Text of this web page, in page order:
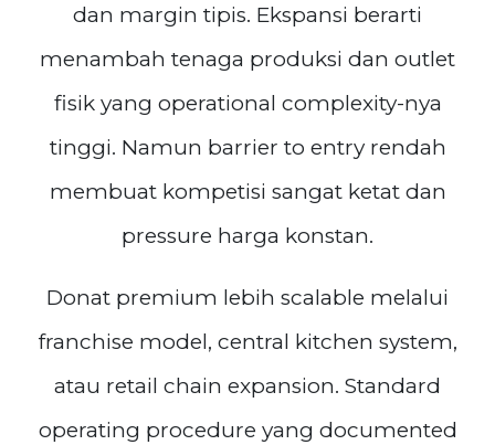
dan margin tipis. Ekspansi berarti
menambah tenaga produksi dan outlet
fisik yang operational complexity-nya
tinggi. Namun barrier to entry rendah
membuat kompetisi sangat ketat dan
pressure harga konstan.
Donat premium lebih scalable melalui
franchise model, central kitchen system,
atau retail chain expansion. Standard
operating procedure yang documented